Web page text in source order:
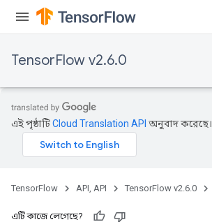
TensorFlow v2.6.0
এই পৃষ্ঠাটিCloud Translation API অনুবাদ করেছে।
TensorFlow API, API TensorFlow v2.6.0
এটি কাজে লেগেছে?